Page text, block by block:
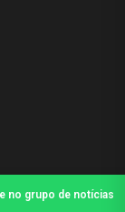
no grupo de notícias